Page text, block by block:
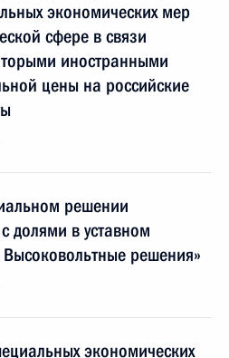
экономических мер
сфере в связи
иностранными
цены на российские
решении
долями в уставном
решения»
экономических